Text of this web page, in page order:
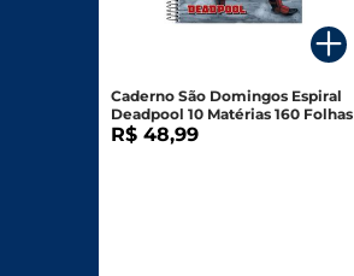
Para o seu Negócio
Mercearia
Caderno São Domingos Espiral
Deadpool 10 Matérias 160 Folhas
R$ 48,99